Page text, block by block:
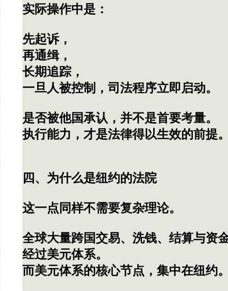
实际操作中是：
先起诉，
再通缉，
长期追踪，
一旦人被控制，司法程序立即启动。
是否被他国承认，并不是首要考量。
执行能力，才是法律得以生效的前提
四、为什么是纽约的法院
这一点同样不需要复杂理论。
全球大量跨国交易、洗钱、结算与资
经过美元体系。
而美元体系的核心节点，集中在纽约